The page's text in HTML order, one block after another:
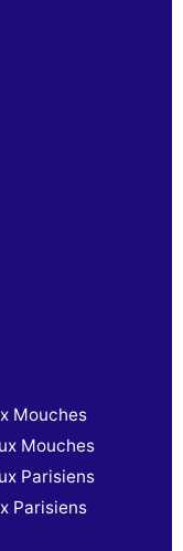
Mouches
Mouches
Parisiens
Parisiens